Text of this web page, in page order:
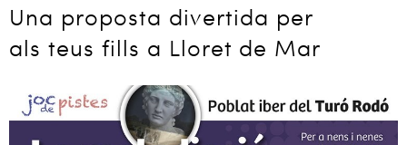
Una proposta divertida per
als teus fills a Lloret de Mar